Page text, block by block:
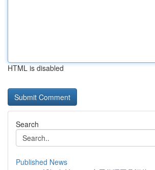
HTML is disabled
Search
Published News